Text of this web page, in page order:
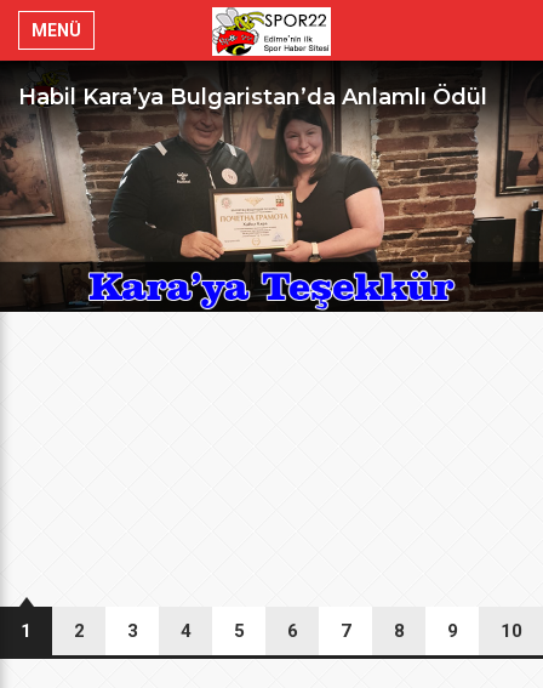
MENÜ
Habil Kara’ya Bulgaristan’da Anlamlı Ödül
1 2 3 4 5 6 7 8 9 10